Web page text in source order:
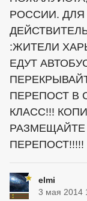
РОССИИ.
:ЖИТЕЛИ
ЕДУТ
ПЕРЕПОСТ В
КЛАСС!!!
ПЕРЕПОСТ!!!!!
elmi
3 мая 2014